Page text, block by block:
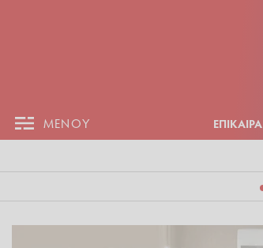
ΜΕΝΟΥ ΕΠΙΚΑΙΡΑ